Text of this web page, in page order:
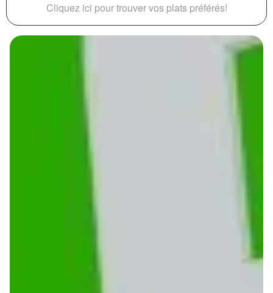
Cliquez ici pour trouver vos plats préférés!